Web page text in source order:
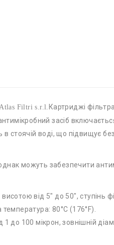
Filtri s.r.l. Картриджі
засіб
воді, що підвищує
можуть забезпечити
від 5″ до 50″, ступінь
80°C (176°F).
1 до 100 мікрон, зовнішній